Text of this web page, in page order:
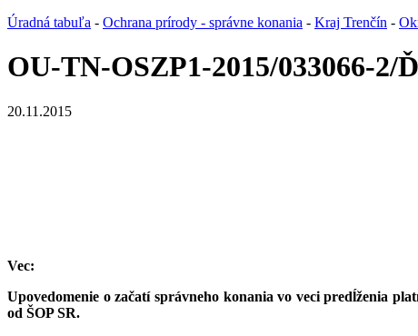
Úradná tabuľa - Ochrana prírody - správne konania - Kraj Trenčín -
OU-TN-OSZP1-2015/033066-2/
20.11.2015
Vec:
Upovedomenie o začatí správneho konania vo veci predĺženia
od ŠOP SR.